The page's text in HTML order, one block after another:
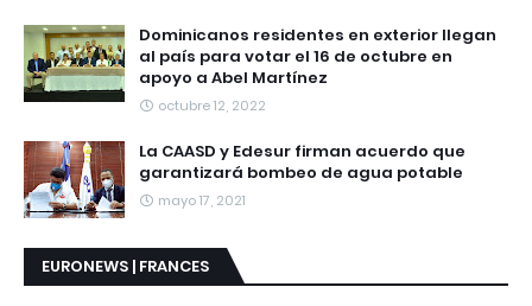
Dominicanos residentes en exterior llegan
al país para votar el 16 de octubre en
apoyo a Abel Martínez
octubre 12, 2022
La CAASD y Edesur firman acuerdo que
garantizará bombeo de agua potable
mayo 17, 2021
EURONEWS | FRANCES